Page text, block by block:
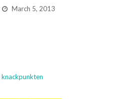
March 5, 2013
knackpunkten